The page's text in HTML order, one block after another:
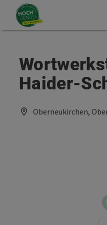
Zum Inhalt
Zum Seitenanfang
Haider-
Oberneukirchen,